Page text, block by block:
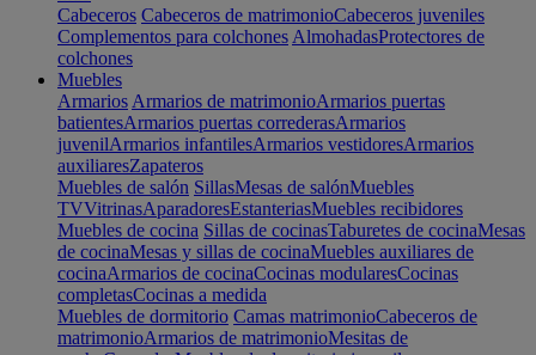
Cabeceros Cabeceros de matrimonioCabeceros juveniles
Complementos para colchones AlmohadasProtectores de
colchones
Muebles
Armarios Armarios de matrimonioArmarios puertas
batientesArmarios puertas correderasArmarios
juvenilArmarios infantilesArmarios vestidoresArmarios
auxiliaresZapateros
Muebles de salón SillasMesas de salónMuebles
TVVitrinasAparadoresEstanteriasMuebles recibidores
Muebles de cocina Sillas de cocinasTaburetes de cocinaMesas
de cocinaMesas y sillas de cocinaMuebles auxiliares de
cocinaArmarios de cocinaCocinas modularesCocinas
completasCocinas a medida
Muebles de dormitorio Camas matrimonioCabeceros de
matrimonioArmarios de matrimonioMesitas de